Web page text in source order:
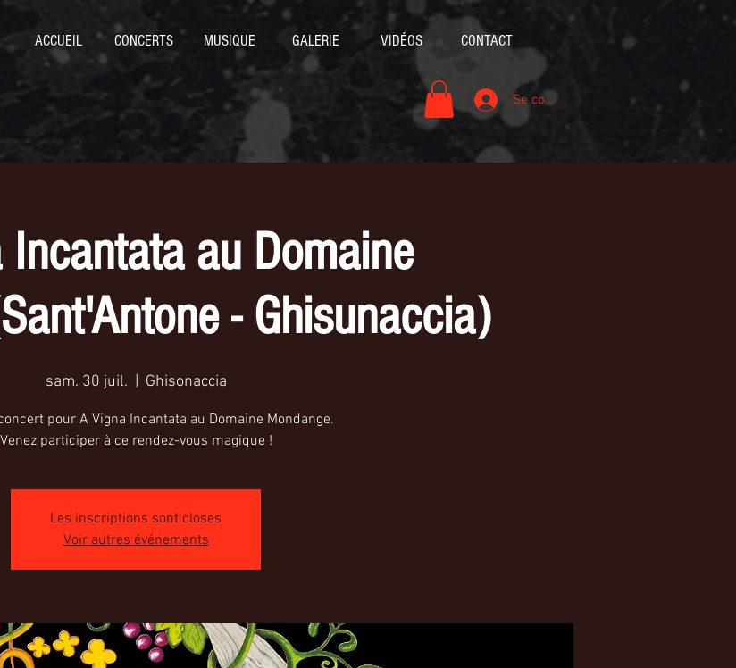
ACCUEIL CONCERTS MUSIQUE GALERIE VIDÉOS CONTACT
Se connecter
au Domaine
- Ghisunaccia)
sam. 30 juil. Ghisonaccia
pour A Vigna Incantata au Domaine Mondange.
Venez participer à ce rendez-vous magique !
Les inscriptions sont closes
Voir autres événements